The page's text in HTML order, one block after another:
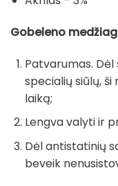
Gobeleno
Patvarumas.
specialių siūlų,
laiką;
Lengva valyti ir
Dėl antistatinių
beveik